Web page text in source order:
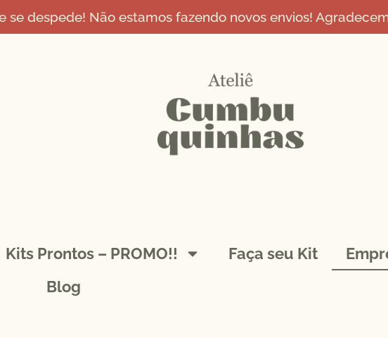
se despede! Não estamos fazendo novos envios!
Kits Prontos – PROMO!! Faça seu Kit
Blog